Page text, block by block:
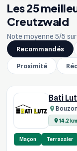
Les 25
Creutzwald
Note moyenne 5/5 sur
Recommandés
Proximité
Bati
14.2 km
Maçon Terrassier